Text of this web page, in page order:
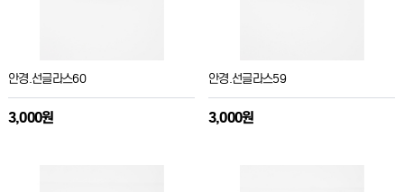
안경.선글라스60
3,000원
안경.선글라스59
3,000원